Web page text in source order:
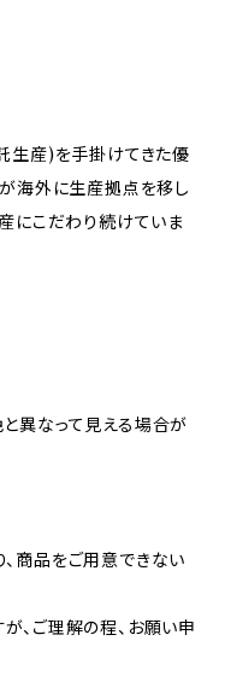
生産)を手掛けてきた優
が海外に生産拠点を移し
産にこだわり続けていま
異なって見える場合が
商品をご用意できない
、ご理解の程、お願い申